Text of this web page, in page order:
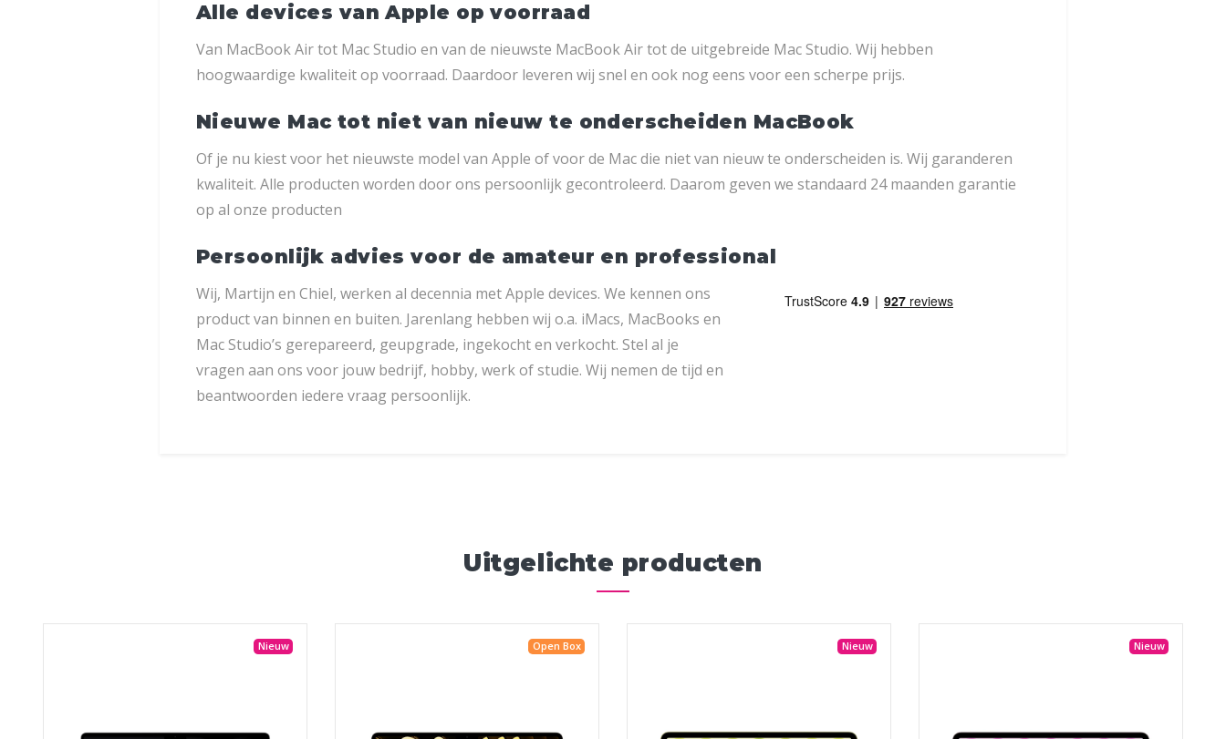
Alle devices van Apple op voorraad
Van MacBook Air tot Mac Studio en van de nieuwste MacBook Air tot de uitgebreide Mac Studio. Wij hebben
hoogwaardige kwaliteit op voorraad. Daardoor leveren wij snel en ook nog eens voor een scherpe prijs.
Nieuwe Mac tot niet van nieuw te onderscheiden MacBook
Of je nu kiest voor het nieuwste model van Apple of voor de Mac die niet van nieuw te onderscheiden is. Wij garanderen
kwaliteit. Alle producten worden door ons persoonlijk gecontroleerd. Daarom geven we standaard 24 maanden garantie
op al onze producten
Persoonlijk advies voor de amateur en professional
Wij, Martijn en Chiel, werken al decennia met Apple devices. We kennen ons
product van binnen en buiten. Jarenlang hebben wij o.a. iMacs, MacBooks en
Mac Studio’s gerepareerd, geupgrade, ingekocht en verkocht. Stel al je
vragen aan ons voor jouw bedrijf, hobby, werk of studie. Wij nemen de tijd en
beantwoorden iedere vraag persoonlijk.
Uitgelichte producten
Nieuw Open Box Nieuw Nieuw